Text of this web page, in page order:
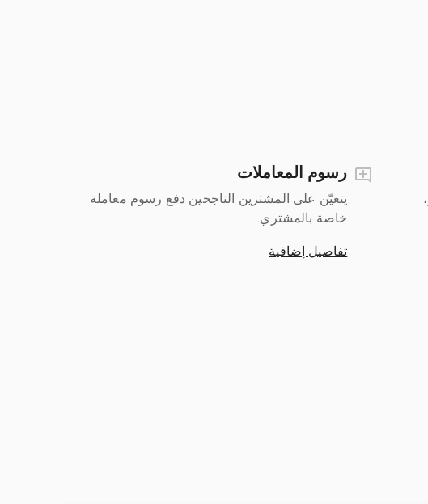
رسوم المعاملات
يتعيّن على المشترين الناجحين دفع رسوم معاملة
خاصة بالمشتري.
تفاصيل إضافية